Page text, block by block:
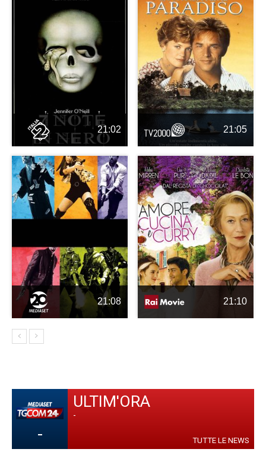
21:02 21:05
21:08 21:10
-
ULTIM'ORA
-
TUTTE LE NEWS